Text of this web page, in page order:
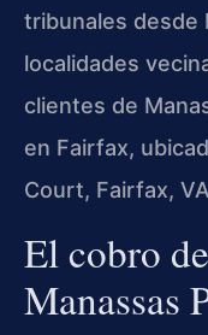
tribunales desde
localidades
clientes de
en Fairfax,
Court, Fairfax,
El cobro
Manassas